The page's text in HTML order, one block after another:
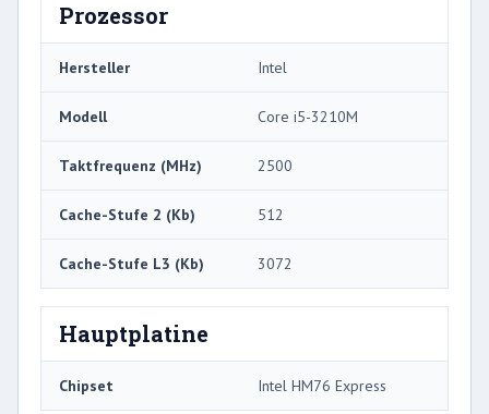
Prozessor
Hersteller Intel
Modell Core i5-3210M
Taktfrequenz (MHz) 2500
Cache-Stufe 2 (Kb) 512
Cache-Stufe L3 (Kb) 3072
Hauptplatine
Chipset Intel HM76 Express